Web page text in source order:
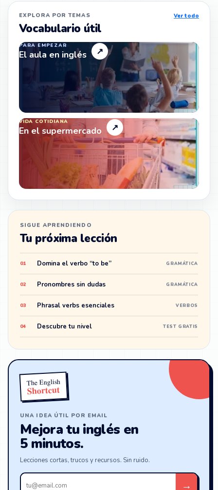
EXPLORA POR TEMAS
Vocabulario útil
Ver todo
PARA EMPEZAR
El aula en inglés ↗
VIDA COTIDIANA
En el supermercado ↗
SIGUE APRENDIENDO
Tu próxima lección
01 Domina el verbo “to be” GRAMÁTICA
02 Pronombres sin dudas GRAMÁTICA
03 Phrasal verbs esenciales VERBOS
04 Descubre tu nivel TEST GRATIS
The English
Shortcut
UNA IDEA ÚTIL POR EMAIL
Mejora tu inglés en
5 minutos.
Lecciones cortas, trucos y recursos. Sin ruido.
Tu
→